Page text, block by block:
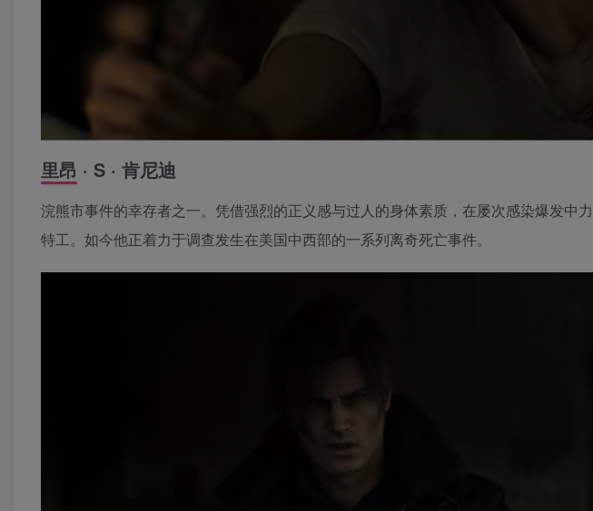
里昂 · S · 肯尼迪
浣熊市事件的幸存者之一。凭借强烈的正义感与过人的身体素质，在屡次感染爆发中
特工。如今他正着力于调查发生在美国中西部的一系列离奇死亡事件。